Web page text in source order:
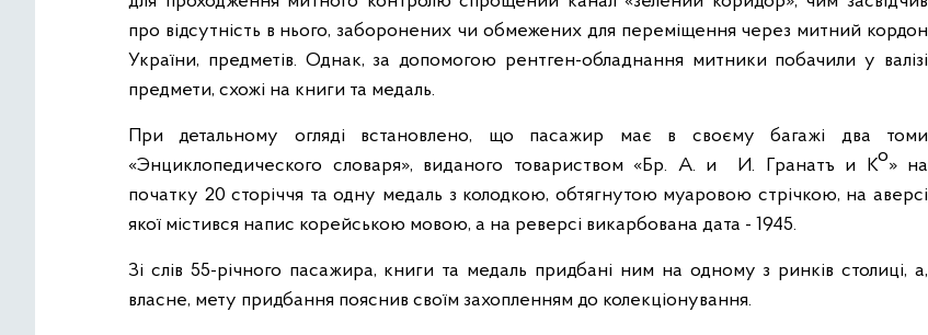
про відсутність в нього, заборонених чи обмежених для переміщення через митний кордон
України, предметів. Однак, за допомогою рентген-обладнання митники побачили у валізі
предмети, схожі на книги та медаль.
При детальному огляді встановлено, що пасажир має в своєму багажі два томи
«Энциклопедического словаря», виданого товариством «Бр. А. и И. Гранатъ и Ко» на
початку 20 сторіччя та одну медаль з колодкою, обтягнутою муаровою стрічкою, на аверсі
якої містився напис корейською мовою, а на реверсі викарбована дата - 1945.
Зі слів 55-річного пасажира, книги та медаль придбані ним на одному з ринків столиці, а,
власне, мету придбання пояснив своїм захопленням до колекціонування.